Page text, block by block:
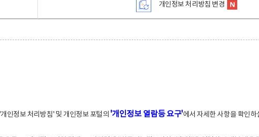
개인정보 처리방침 변경
인정보 처리방침' 및 개인정보 포털의 '개인정보 열람등 요구'에서 자세한 사항을 확인하